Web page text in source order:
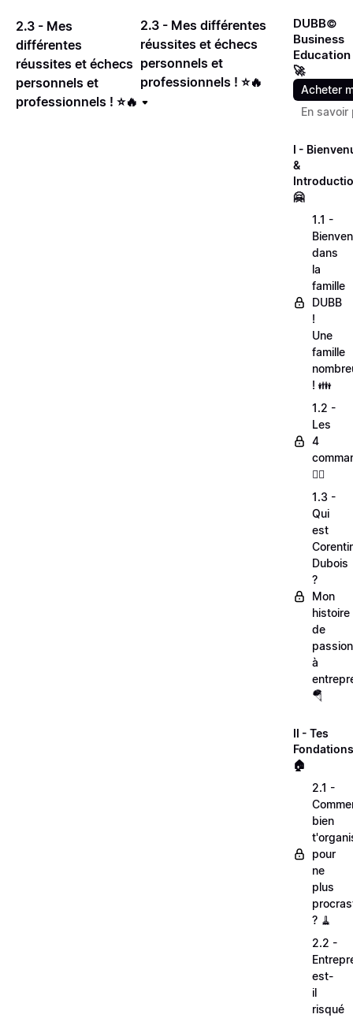
2.3 - Mes
différentes
réussites et échecs
personnels et
professionnels ! ⭐🔥
2.3 - Mes différentes
réussites et échecs
personnels et
professionnels ! ⭐🔥
DUBB©
Business
Education
🚀
Acheter
En savoir
I -
&
🤗
1.1 -
dans
la
famille
DUBB
!
Une
famille
! 👪
1.2 -
Les
4
🦸‍♂
1.3 -
Qui
est
Dubois
?
Mon
histoire
de
à
🪂
II - Tes
🏠
2.1 -
bien
pour
ne
plus
? 🧹
2.2 -
est-
il
risqué